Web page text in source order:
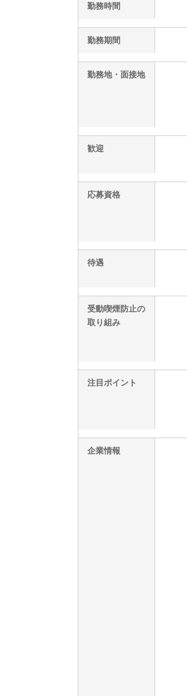
勤務時間
勤務期間
勤務地・面接地
歓迎
応募資格
待遇
受動喫煙防止の
取り組み
注目ポイント
企業情報